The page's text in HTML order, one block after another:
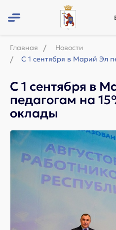
Главная
Новости
С 1 сентября в
педагогам на
оклады